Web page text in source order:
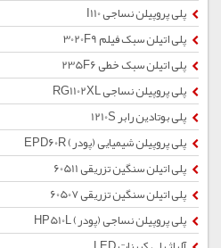
پلی پروپیلن نساجی I110
پلی اتیلن سبک فیلم 3020F9
پلی اتیلن سبک خطی 235F6
پلی پروپیلن نساجی RG1102XL
پلی بوتادین رابر 1210S
پلی پروپیلن شیمیایی (پودر) EPD60R
پلی اتیلن سنگین تزریقی 60511
پلی اتیلن سنگین تزریقی 60507
پلی پروپیلن نساجی (پودر) HP510L